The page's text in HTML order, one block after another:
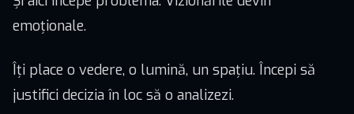
emoționale.
Îți place o vedere, o lumină, un spațiu. Începi să
justifici decizia în loc să o analizezi.